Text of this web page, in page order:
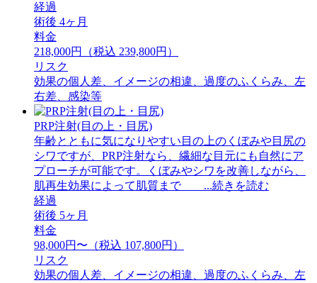
経過
術後 4ヶ月
料金
218,000円（税込 239,800円）
リスク
効果の個人差、イメージの相違、過度のふくらみ、左
右差、感染等
PRP注射(目の上・目尻)
年齢とともに気になりやすい目の上のくぼみや目尻の
シワですが、PRP注射なら、繊細な目元にも自然にア
プローチが可能です。くぼみやシワを改善しながら、
肌再生効果によって肌質まで ...続きを読む
経過
術後 5ヶ月
料金
98,000円〜（税込 107,800円）
リスク
効果の個人差、イメージの相違、過度のふくらみ、左